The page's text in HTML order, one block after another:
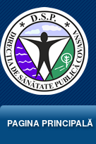
Jump to Content
PAGINA PRINCIPALĂ